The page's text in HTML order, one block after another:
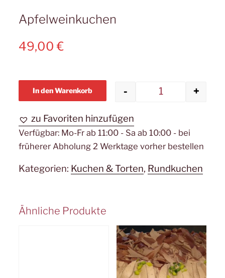
Apfelweinkuchen
49,00€
- +
In den Warenkorb
zu Favoriten hinzufügen
Verfügbar: Mo-Fr ab 11:00 - Sa ab 10:00 - bei
früherer Abholung 2 Werktage vorher bestellen
Kategorien: Kuchen & Torten, Rundkuchen
Ähnliche Produkte